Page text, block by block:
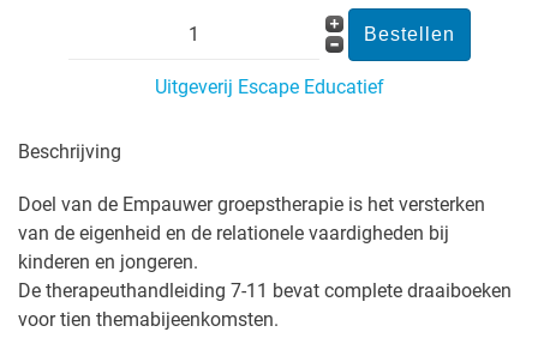
Uitgeverij Escape Educatief
Beschrijving
Doel van de Empauwer groepstherapie is het versterken
van de eigenheid en de relationele vaardigheden bij
kinderen en jongeren.
De therapeuthandleiding 7-11 bevat complete draaiboeken
voor tien themabijeenkomsten.